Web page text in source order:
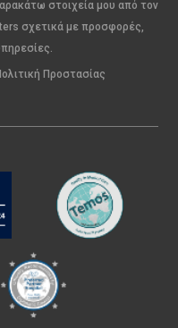
στοιχεία μου από τον
σχετικά με προσφορές,
Προστασίας